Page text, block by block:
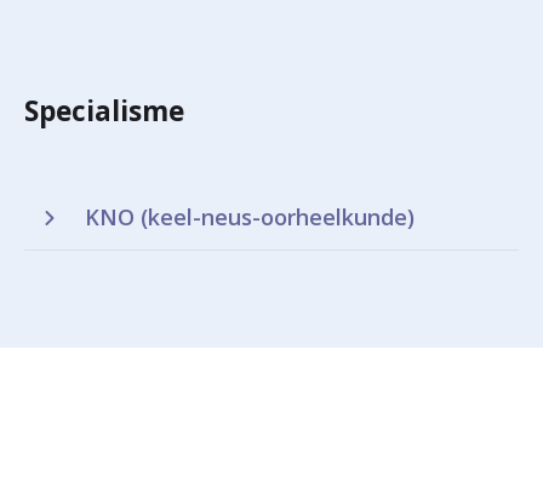
Specialisme
KNO (keel-neus-oorheelkunde)